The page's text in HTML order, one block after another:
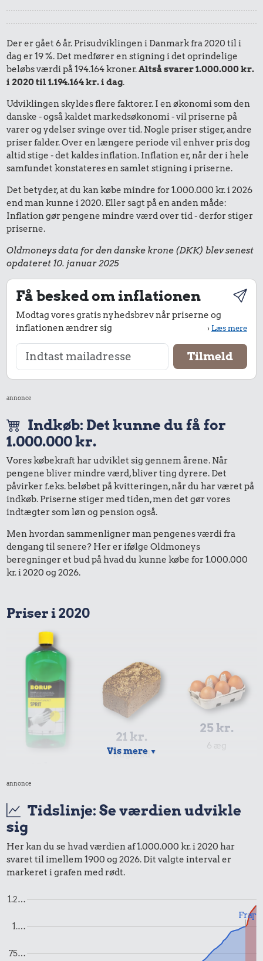
Der er gået 6 år. Prisudviklingen i Danmark fra 2020 til i
dag er 19 %. Det medfører en stigning i det oprindelige
beløbs værdi på 194.164 kroner.Altså svarer 1.000.000 kr.
i 2020 til 1.194.164 kr. i dag.
Udviklingen skyldes flere faktorer. I en økonomi som den
danske - også kaldet markedsøkonomi - vil priserne på
varer og ydelser svinge over tid. Nogle priser stiger, andre
priser falder. Over en længere periode vil enhver pris dog
altid stige - det kaldes inflation. Inflation er, når der i hele
samfundet konstateres en samlet stigning i priserne.
Det betyder, at du kan købe mindre for 1.000.000 kr. i 2026
end man kunne i 2020. Eller sagt på en anden måde:
Inflation gør pengene mindre værd over tid - derfor stiger
priserne.
Oldmoneys data for den danske krone (DKK) blev senest
opdateret 10. januar 2025
Få besked om inflationen
Modtag vores gratis nyhedsbrev når priserne og
inflationen ændrer sig
›Læs mere
annonce
Indkøb: Det kunne du få for
1.000.000 kr.
Vores købekraft har udviklet sig gennem årene. Når
pengene bliver mindre værd, bliver ting dyrere. Det
påvirker f.eks. beløbet på kvitteringen, når du har været på
indkøb. Priserne stiger med tiden, men det gør vores
indtægter som løn og pension også.
Men hvordan sammenligner man pengenes værdi fra
dengang til senere? Her er ifølge Oldmoneys
beregninger et bud på hvad du kunne købe for 1.000.000
kr. i 2020 og 2026.
Priser i 2020
Husholdningssprit
21 kr.
Rugbrød
25 kr.
6 æg
10 karklude
15 kr.
17 kr.
Vis mere ▼
annonce
Tidslinje: Se værdien udvikle
sig
Her kan du se hvad værdien af 1.000.000 kr. i 2020 har
svaret til imellem 1900 og 2026. Dit valgte interval er
markeret i grafen med rødt.
75…
1.…
1.2…
FraTil